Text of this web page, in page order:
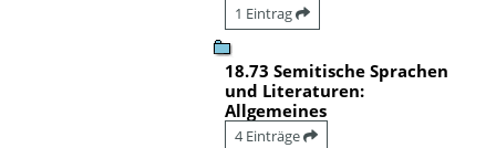
1 Eintrag
18.73 Semitische Sprachen
und Literaturen:
Allgemeines
4 Einträge